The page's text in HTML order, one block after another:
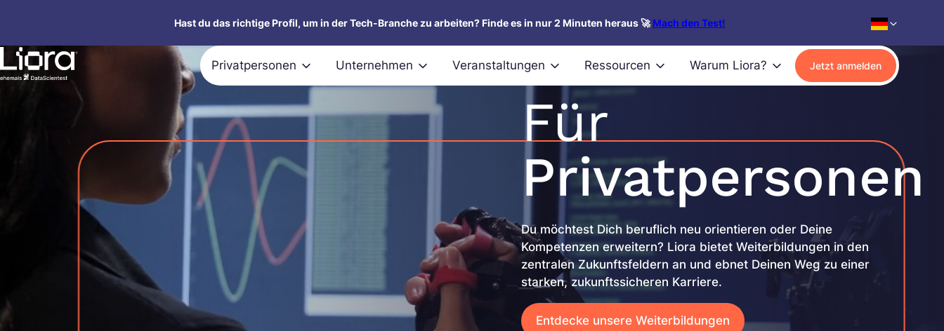
springen
Hast du das richtige Profil, um in der Tech-Branche zu arbeiten? Finde es in nur 2 Minuten heraus 🚀Mach den Test!
Privatpersonen Unternehmen Veranstaltungen Ressourcen Warum Liora? Jetzt anmelden
Für
Privatpersonen
Du möchtest Dich beruflich neu orientieren oder Deine
Kompetenzen erweitern? Liora bietet Weiterbildungen in den
zentralen Zukunftsfeldern an und ebnet Deinen Weg zu einer
starken, zukunftssicheren Karriere.
Entdecke unsere Weiterbildungen